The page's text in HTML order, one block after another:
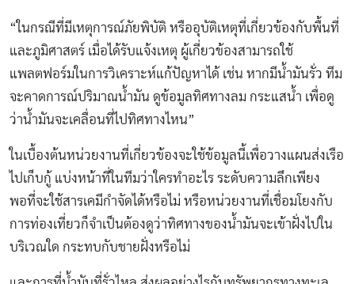
“ในกรณีที่มีเหตุการณ์ภัยพิบัติ หรืออุบัติเหตุที่เกี่ยวข้องกับพื้นที่
และภูมิศาสตร์ เมื่อได้รับแจ้งเหตุ ผู้เกี่ยวข้องสามารถใช้
แพลตฟอร์มในการวิเคราะห์แก้ปัญหาได้ เช่น หากมีน้ำมันรั่ว ทีม
จะคาดการณ์ปริมาณน้ำมัน ดูข้อมูลทิศทางลม กระแสน้ำ เพื่อดู
ว่าน้ำมันจะเคลื่อนที่ไปทิศทางไหน”
ในเบื้องต้นหน่วยงานที่เกี่ยวข้องจะใช้ข้อมูลนี้เพื่อวางแผนส่งเรือ
ไปเก็บกู้ แบ่งหน้าที่ในทีมว่าใครทำอะไร ระดับความลึกเพียง
พอที่จะใช้สารเคมีกำจัดได้หรือไม่ หรือหน่วยงานที่เชื่อมโยงกับ
การท่องเที่ยวก็จำเป็นต้องดูว่าทิศทางของน้ำมันจะเข้าฝั่งไปใน
บริเวณใด กระทบกับชายฝั่งหรือไม่